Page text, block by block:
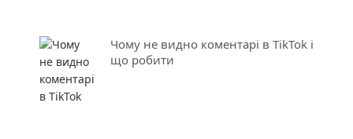
Чому не видно коментарі в TikTok і
що робити